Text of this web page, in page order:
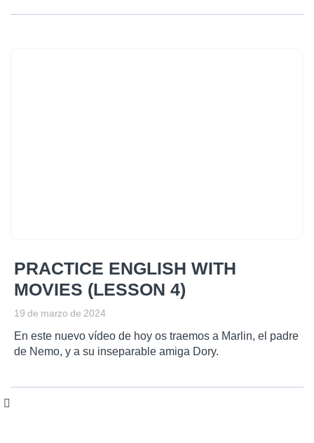
PRACTICE ENGLISH WITH
MOVIES (LESSON 4)
19 de marzo de 2024
En este nuevo vídeo de hoy os traemos a Marlin, el padre
de Nemo, y a su inseparable amiga Dory.